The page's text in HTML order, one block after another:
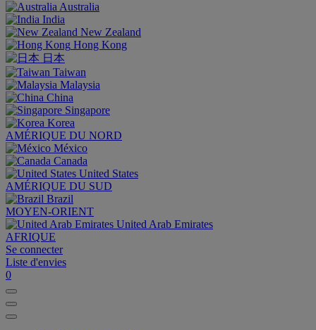
Australia
India
New Zealand
Hong Kong
日本
Taiwan
Malaysia
China
Singapore
Korea
AMÉRIQUE DU NORD
México
Canada
United States
AMÉRIQUE DU SUD
Brazil
MOYEN-ORIENT
United Arab Emirates
AFRIQUE
Se connecter
Liste d'envies
0